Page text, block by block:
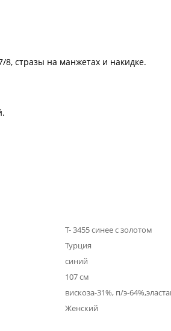
стразы на манжетах и накидке.
Т- 3455 синее с золотом
Турция
синий
107 см
вискоза-31%, п/э-
Женский